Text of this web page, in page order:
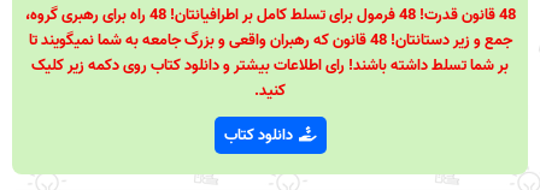
48 قانون قدرت! 48 فرمول برای تسلط کامل بر اطرافیانتان! 48 راه برای رهبری گروه،
جمع و زیر دستانتان! 48 قانون که رهبران واقعی و بزرگ جامعه به شما نمیگویند تا
بر شما تسلط داشته باشند! رای اطلاعات بیشتر و دانلود کتاب روی دکمه زیر کلیک
کنید.
دانلود کتاب